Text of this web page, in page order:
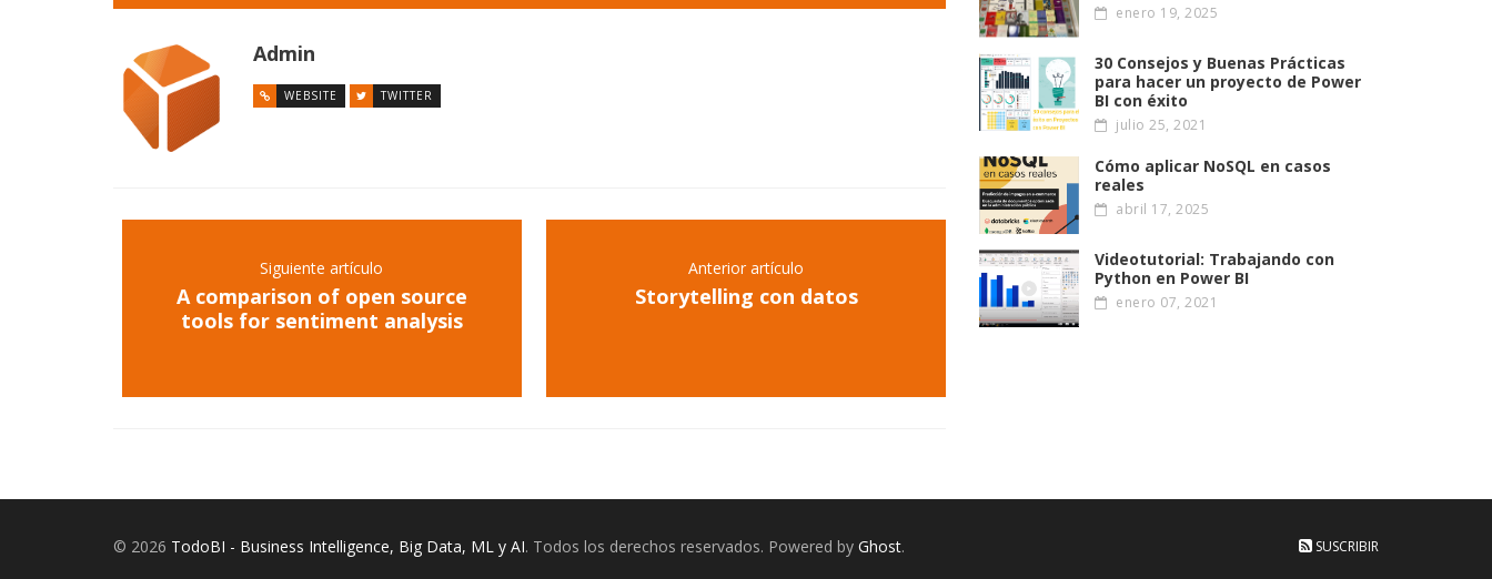
Admin
WEBSITE TWITTER
Siguiente artículo
A comparison of open source
tools for sentiment analysis
Anterior artículo
Storytelling con datos
enero 19, 2025
30 Consejos y Buenas Prácticas
para hacer un proyecto de Power
BI con éxito
julio 25, 2021
Cómo aplicar NoSQL en casos
reales
abril 17, 2025
Videotutorial: Trabajando con
Python en Power BI
enero 07, 2021
© 2026 TodoBI - Business Intelligence, Big Data, ML y AI. Todos los derechos reservados. Powered by Ghost. SUSCRIBIR